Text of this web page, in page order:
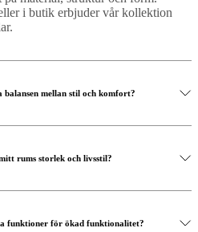
i butik erbjuder vår kollektion
balansen mellan stil och komfort?
rums storlek och livsstil?
funktioner för ökad funktionalitet?